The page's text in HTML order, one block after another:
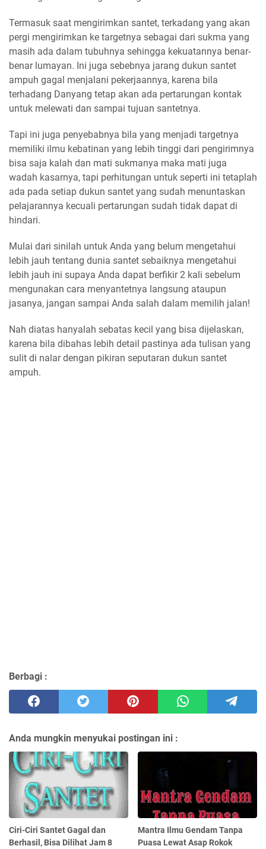
Termasuk saat mengirimkan santet, terkadang yang akan
pergi mengirimkan ke targetnya sebagai dari sukma yang
masih ada dalam tubuhnya sehingga kekuatannya benar-
benar lumayan. Ini juga sebebnya jarang dukun santet
ampuh gagal menjalani pekerjaannya, karena bila
terhadang Danyang tetap akan ada pertarungan kontak
untuk melewati dan sampai tujuan santetnya.
Tapi ini juga penyebabnya bila yang menjadi targetnya
memiliki ilmu kebatinan yang lebih tinggi dari pengirimnya
bisa saja kalah dan mati sukmanya maka mati juga
wadah kasarnya, tapi perhitungan untuk seperti ini tetaplah
ada pada setiap dukun santet yang sudah menuntaskan
pelajarannya kecuali pertarungan sudah tidak dapat di
hindari.
Mulai dari sinilah untuk Anda yang belum mengetahui
lebih jauh tentang dunia santet sebaiknya mengetahui
lebih jauh ini supaya Anda dapat berfikir 2 kali sebelum
mengunakan cara menyantetnya langsung ataupun
jasanya, jangan sampai Anda salah dalam memilih jalan!
Nah diatas hanyalah sebatas kecil yang bisa dijelaskan,
karena bila dibahas lebih detail pastinya ada tulisan yang
sulit di nalar dengan pikiran seputaran dukun santet
ampuh.
Berbagi :
Anda mungkin menyukai postingan ini :
Ciri-Ciri Santet Gagal dan
Berhasil, Bisa Dilihat Jam 8
Mantra Ilmu Gendam Tanpa
Puasa Lewat Asap Rokok